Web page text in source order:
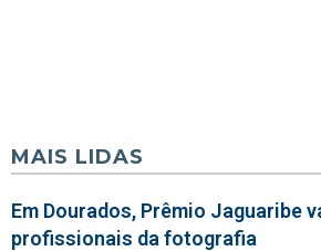
MAIS LIDAS
Em Dourados, Prêmio Jaguaribe
profissionais da fotografia